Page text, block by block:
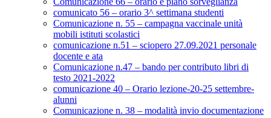
comunicato 56 – orario 3^ settimana studenti
Comunicazione n. 55 – campagna vaccinale unità
mobili istituti scolastici
comunicazione n.51 – sciopero 27.09.2021 personale
docente e ata
Comunicazione n.47 – bando per contributo libri di
testo 2021-2022
comunicazione 40 – Orario lezione-20-25 settembre-
alunni
Comunicazione n. 38 – modalità invio documentazione